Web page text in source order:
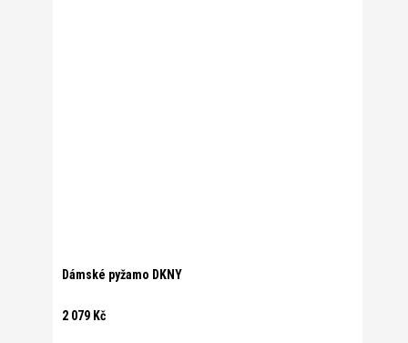
Dámské pyžamo DKNY
2 079 Kč